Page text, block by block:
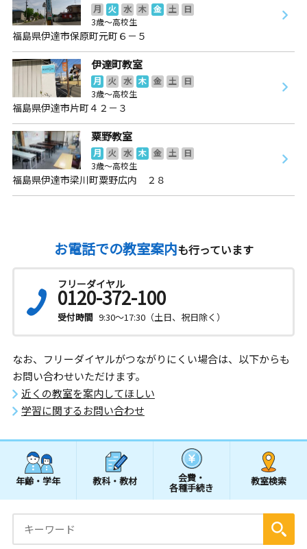
月 火 水 木 金 土
日
3歳～高校生
福島県伊達市保原町元町６－５
伊達町教室
月 火 水 木 金 土
日
3歳～高校生
福島県伊達市片町４２－３
粟野教室
月 火 水 木 金 土
日
3歳～高校生
福島県伊達市梁川町粟野広内 ２８
お電話での教室案内も行っています
フリーダイヤル
0120-372-100
受付時間 9:30～17:30（土日、祝日除く）
なお、フリーダイヤルがつながりにくい場合は、以下からも
お問い合わせいただけます。
近くの教室を案内してほしい
学習に関するお問い合わせ
年齢・学年 教科・教材 会費・
各種手続き
教室検索